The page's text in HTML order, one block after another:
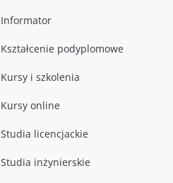
Informator
Kształcenie podyplomowe
Kursy i szkolenia
Kursy online
Studia licencjackie
Studia inżynierskie